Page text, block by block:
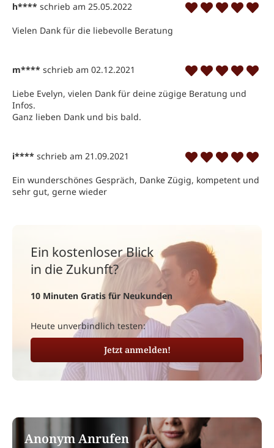
h**** schrieb am 25.05.2022
Vielen Dank für die liebevolle Beratung
m**** schrieb am 02.12.2021
Liebe Evelyn, vielen Dank für deine zügige Beratung und
Infos.
Ganz lieben Dank und bis bald.
i**** schrieb am 21.09.2021
Ein wunderschönes Gespräch, Danke Zügig, kompetent und
sehr gut, gerne wieder
Ein kostenloser Blick
in die Zukunft?
10 Minuten Gratis für Neukunden
Heute unverbindlich testen:
Jetzt anmelden!
Anonym Anrufen